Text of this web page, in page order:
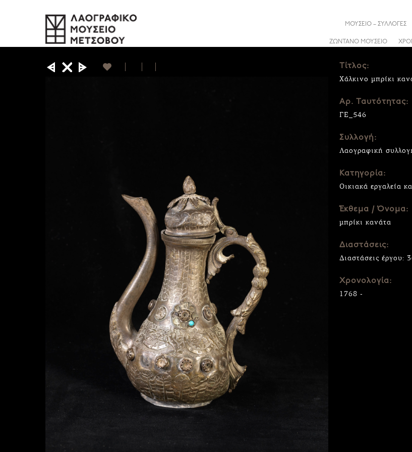
ΖΩΝΤΑΝΟ ΜΟΥΣΕΙΟ
ΜΟΥΣΕΙΟ – ΣΥΛΛΟΓΕΣ
Τίτλος:
Χάλκινο μπρίκι
Αρ. Ταυτότητας:
ΓΕ_546
Συλλογή:
Λαογραφική
Κατηγορία:
Οικιακά εργαλεία
Έκθεμα / Όνομα:
μπρίκι κανάτα
Διαστάσεις:
Διαστάσεις έργου:
Χρονολογία:
1768 -